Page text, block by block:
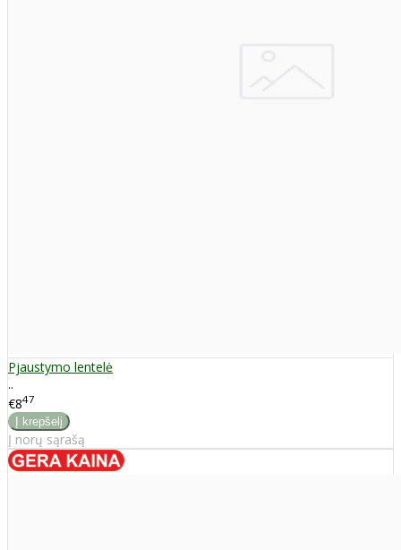
Pjaustymo lentelė
..
€847
Į norų sąrašą